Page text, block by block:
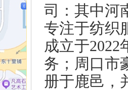
司：其中河
专注于纺织
成立于
务；周口市
册于鹿邑，